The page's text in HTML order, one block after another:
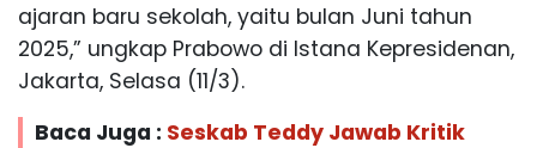
ajaran baru sekolah, yaitu bulan Juni tahun
2025,” ungkap Prabowo di Istana Kepresidenan,
Jakarta, Selasa (11/3).
Baca Juga : Seskab Teddy Jawab Kritik